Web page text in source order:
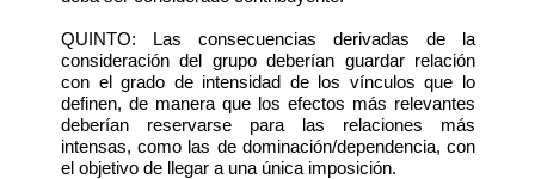
QUINTO: Las consecuencias derivadas de la
consideración del grupo deberían guardar relación
con el grado de intensidad de los vínculos que lo
definen, de manera que los efectos más relevantes
deberían reservarse para las relaciones más
intensas, como las de dominación/dependencia, con
el objetivo de llegar a una única imposición.